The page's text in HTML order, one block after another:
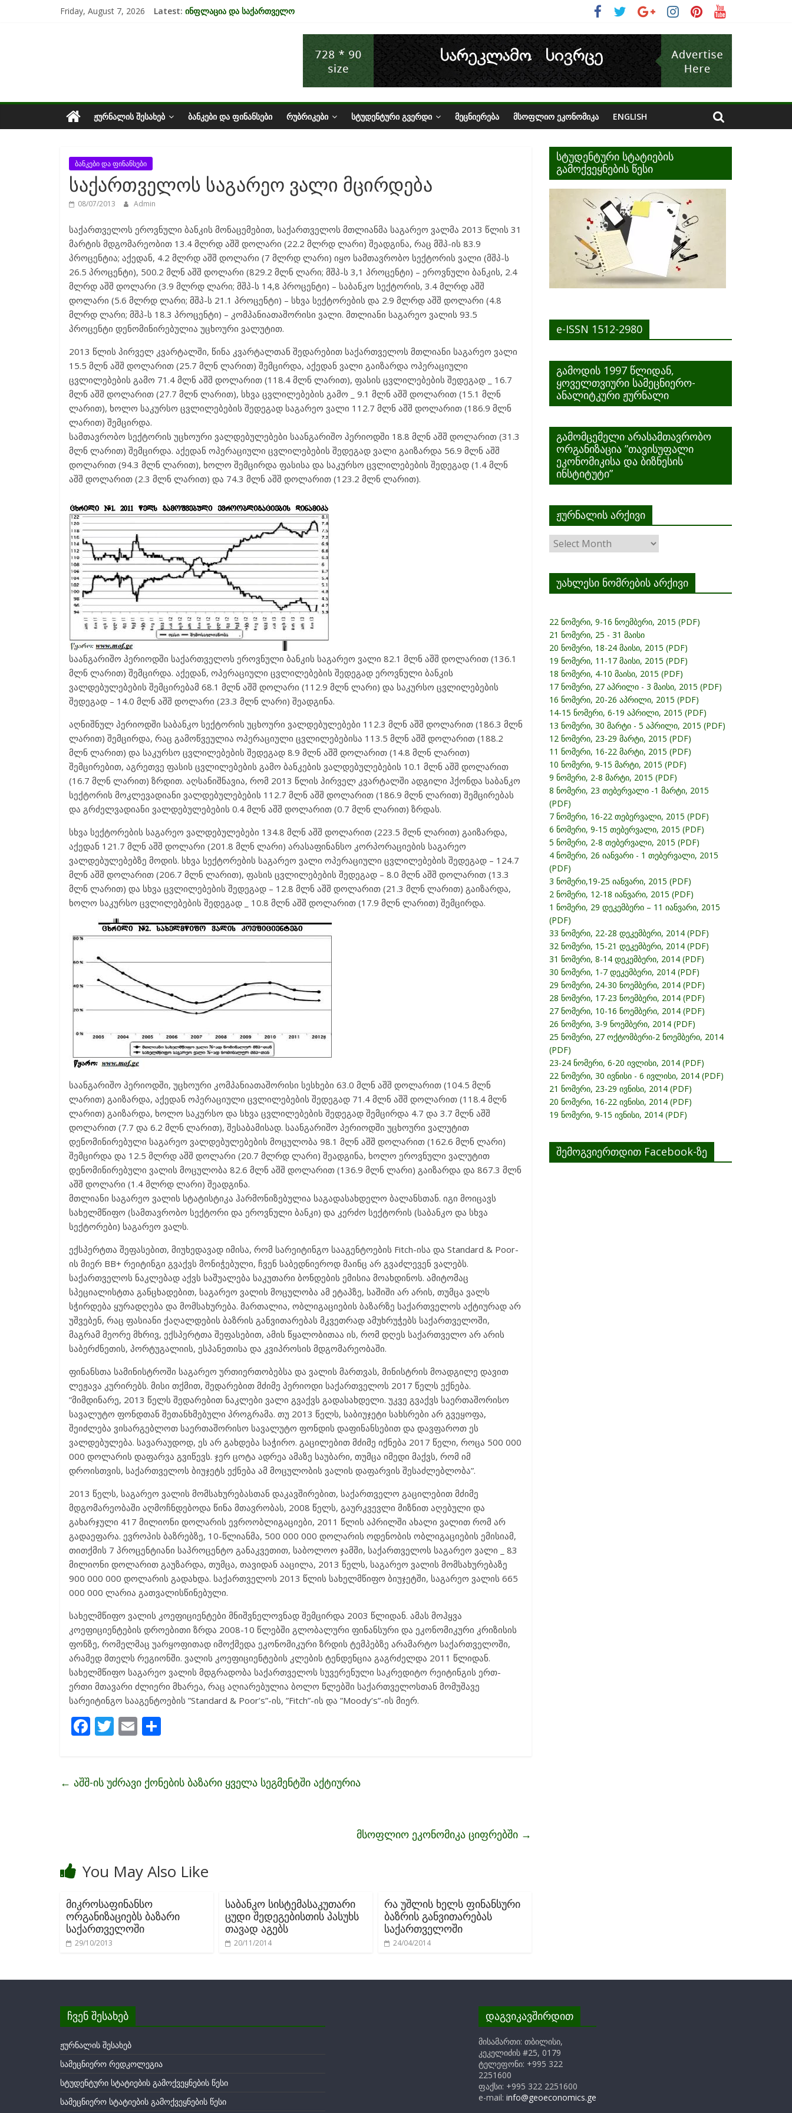
Friday, August 7, 2026 Latest: ინფლაცია და საქართველო
მიგრაციისა და ეკონომიკის ურთიერთკავშირი
EU-ის კანდიდატის სტატუსის ეკონომიკური სარგებელი
უძრავი ქონების ბაზარი საქართველოში
ᲟᲣᲠᲜᲐᲚᲘᲡ ᲨᲔᲡᲐᲮᲔᲑ ᲑᲐᲜᲙᲔᲑᲘ ᲓᲐ ᲤᲘᲜᲐᲜᲡᲔᲑᲘ ᲠᲣᲑᲠᲘᲙᲔᲑᲘ ᲡᲢᲣᲓᲔᲜᲢᲣᲠᲘ ᲒᲕᲔᲠᲓᲘ ᲛᲔᲪᲜᲘᲔᲠᲔᲑᲐ ᲛᲡᲝᲤᲚᲘᲝ ᲔᲙᲝᲜᲝᲛᲘᲙᲐ ENGLISH
ბანკები და ფინანსები
საქართველოს საგარეო ვალი მცირდება
08/07/2013 Admin
საქართველოს ეროვნული ბანკის მონაცემებით, საქართველოს მთლიანმა საგარეო ვალმა 2013 წლის 31
მარტის მდგომარეობით 13.4 მლრდ აშშ დოლარი (22.2 მლრდ ლარი) შეადგინა, რაც მშპ-ის 83.9
პროცენტია; აქედან, 4.2 მლრდ აშშ დოლარი (7 მლრდ ლარი) იყო სამთავრობო სექტორის ვალი (მშპ-ს
26.5 პროცენტი), 500.2 მლნ აშშ დოლარი (829.2 მლნ ლარი; მშპ-ს 3,1 პროცენტი) – ეროვნული ბანკის, 2.4
მლრდ აშშ დოლარი (3.9 მლრდ ლარი; მშპ-ს 14,8 პროცენტი) – საბანკო სექტორის, 3.4 მლრდ აშშ
დოლარი (5.6 მლრდ ლარი; მშპ-ს 21.1 პროცენტი) – სხვა სექტორების და 2.9 მლრდ აშშ დოლარი (4.8
მლრდ ლარი; მშპ-ს 18.3 პროცენტი) – კომპანიათაშორისი ვალი. მთლიანი საგარეო ვალის 93.5
პროცენტი დენომინირებულია უცხოური ვალუტით.
2013 წლის პირველ კვარტალში, წინა კვარტალთან შედარებით საქართველოს მთლიანი საგარეო ვალი
15.5 მლნ აშშ დოლარით (25.7 მლნ ლარით) შემცირდა, აქედან ვალი გაიზარდა ოპერაციული
ცვლილებების გამო 71.4 მლნ აშშ დოლარით (118.4 მლნ ლარით), ფასის ცვლილებების შედეგად _ 16.7
მლნ აშშ დოლარით (27.7 მლნ ლარით), სხვა ცვლილებების გამო _ 9.1 მლნ აშშ დოლარით (15.1 მლნ
ლარით), ხოლო საკურსო ცვლილებების შედეგად საგარეო ვალი 112.7 მლნ აშშ დოლარით (186.9 მლნ
ლარით) შემცირდა.
სამთავრობო სექტორის უცხოური ვალდებულებები საანგარიშო პერიოდში 18.8 მლნ აშშ დოლარით (31.3
მლნ ლარით) შემცირდა. აქედან ოპერაციული ცვლილებების შედეგად ვალი გაიზარდა 56.9 მლნ აშშ
დოლარით (94.3 მლნ ლარით), ხოლო შემცირდა ფასისა და საკურსო ცვლილებების შედეგად (1.4 მლნ
აშშ დოლარით (2.3 მლნ ლარით) და 74.3 მლნ აშშ დოლარით (123.2 მლნ ლარით).
საანგარიშო პერიოდში საქართველოს ეროვნული ბანკის საგარეო ვალი 82.1 მლნ აშშ დოლარით (136.1
მლნ ლარით) შემცირდა. აქედან, ოპერაციული ცვლილებების შედეგად ეროვნული ბანკის
ვალდებულებების შემცირებამ 68.1 მლნ აშშ დოლარი (112.9 მლნ ლარი) და საკურსო ცვლილებების
შედეგად – 14.0 მლნ აშშ დოლარი (23.3 მლნ ლარი) შეადგინა.
აღნიშნულ პერიოდში საბანკო სექტორის უცხოური ვალდებულებები 112.3 მლნ აშშ დოლარით (186.3 მლნ
ლარით) შემცირდა, რაც გამოწვეულია ოპერაციული ცვლილებებისა 113.5 მლნ აშშ დოლარით (188.2
მლნ ლარით) და საკურსო ცვლილებების შედეგად 8.9 მლნ აშშ დოლარით (14.8 მლნ ლარით)
შემცირებით, აგრეთვე ფასის ცვლილებების გამო ბანკების ვალდებულებების 10.1 მლნ აშშ დოლარით
(16.7 მლნ ლარით) ზრდით. აღსანიშნავია, რომ 2013 წლის პირველ კვარტალში ადგილი ჰქონდა საბანკო
სექტორის მოკლევადიანი ვალდებულებების 112.7 მლნ აშშ დოლარით (186.9 მლნ ლარით) შემცირებას
და გრძელვადიანი ვალდებულებების 0.4 მლნ აშშ დოლარით (0.7 მლნ ლარით) ზრდას.
სხვა სექტორების საგარეო ვალდებულებები 134.8 მლნ აშშ დოლარით (223.5 მლნ ლარით) გაიზარდა,
აქედან 121.7 მლნ აშშ დოლარი (201.8 მლნ ლარი) არასაფინანსო კორპორაციების საგარეო
ვალდებულებებზე მოდის. სხვა სექტორების საგარეო ვალი ოპერაციული ცვლილებების შედეგად – 124.7
მლნ აშშ დოლარით (206.7 მლნ ლარით), ფასის ცვლილებების შედეგად – 8.0 მლნ აშშ დოლარით (13.3
მლნ ლარით) და სხვა ცვლილებების შედეგად – 12.8 მლნ აშშ დოლარით (21.3 მლნ ლარით) გაიზარდა,
ხოლო საკურსო ცვლილებების შედეგად _ 10.8 მლნ აშშ დოლარით (17.9 მლნ ლარით) შემცირდა.
საანგარიშო პერიოდში, უცხოური კომპანიათაშორისი სესხები 63.0 მლნ აშშ დოლარით (104.5 მლნ
ლარით) გაიზარდა, აქედან ოპერაციული ცვლილებების შედეგად 71.4 მლნ აშშ დოლარით (118.4 მლნ
ლარით) გაიზარდა, ხოლო საკურსო და სხვა ცვლილებების შედეგად შემცირდა 4.7 და 3.7 მლნ აშშ
დოლარით (7.7 და 6.2 მლნ ლარით), შესაბამისად. საანგარიშო პერიოდში უცხოური ვალუტით
დენომინირებული საგარეო ვალდებულებების მოცულობა 98.1 მლნ აშშ დოლარით (162.6 მლნ ლარი)
შემცირდა და 12.5 მლრდ აშშ დოლარი (20.7 მლრდ ლარი) შეადგინა, ხოლო ეროვნული ვალუტით
დენომინირებული ვალის მოცულობა 82.6 მლნ აშშ დოლარით (136.9 მლნ ლარი) გაიზარდა და 867.3 მლნ
აშშ დოლარი (1.4 მლრდ ლარი) შეადგინა.
მთლიანი საგარეო ვალის სტატისტიკა ჰარმონიზებულია საგადასახდელო ბალანსთან. იგი მოიცავს
სახელმწიფო (სამთავრობო სექტორი და ეროვნული ბანკი) და კერძო სექტორის (საბანკო და სხვა
სექტორები) საგარეო ვალს.
ექსპერტთა შეფასებით, მიუხედავად იმისა, რომ სარეიტინგო სააგენტოების Fitch-ისა და Standard & Poor-
ის მიერ BB+ რეიტინგი გვაქვს მონიჭებული, ჩვენ საბედნიეროდ მაინც არ გვაძლევენ ვალებს.
საქართველოს ნაკლებად აქვს საშუალება საკუთარი ბონდების ემისია მოახდინოს. ამიტომაც
სპეციალისტთა განცხადებით, საგარეო ვალის მოცულობა ამ ეტაპზე, საშიში არ არის, თუმცა ვალს
სჭირდება ყურადღება და მომსახურება. მართალია, ობლიგაციების ბაზარზე საქართველოს აქტიურად არ
უშვებენ, რაც ფასიანი ქაღალდების ბაზრის განვითარებას მკვეთრად ამუხრუჭებს საქართველოში,
მაგრამ მეორე მხრივ, ექსპერტთა შეფასებით, ამის წყალობითაა ის, რომ დღეს საქართველო არ არის
საბერძნეთის, პორტუგალიის, ესპანეთისა და კვიპროსის მდგომარეობაში.
ფინანსთა სამინისტროში საგარეო ურთიერთობებსა და ვალის მართვას, მინისტრის მოადგილე დავით
ლეჟავა კურირებს. მისი თქმით, შედარებით მძიმე პერიოდი საქართველოს 2017 წელს ექნება.
”მიმდინარე, 2013 წელს შედარებით ნაკლები ვალი გვაქვს გადასახდელი. უკვე გვაქვს საერთაშორისო
სავალუტო ფონდთან შეთანხმებული პროგრამა. თუ 2013 წელს, საბიუჯეტი სახსრები არ გვეყოფა,
შეიძლება ვისარგებლოთ საერთაშორისო სავალუტო ფონდის დაფინანსებით და დავფაროთ ეს
ვალდებულება. სავარაუდოდ, ეს არ გახდება საჭირო. გაცილებით მძიმე იქნება 2017 წელი, როცა 500 000
000 დოლარის დაფარვა გვიწევს. ჯერ ცოტა ადრეა ამაზე საუბარი, თუმცა იმედი მაქვს, რომ იმ
დროისთვის, საქართველოს ბიუჯეტს ექნება ამ მოცულობის ვალის დაფარვის შესაძლებლობა”.
2013 წელს, საგარეო ვალის მომსახურებასთან დაკავშირებით, საქართველო გაცილებით მძიმე
მდგომარეობაში აღმოჩნდებოდა წინა მთავრობას, 2008 წელს, გაურკვევლი მიზნით აღებული და
გახარჯული 417 მილიონი დოლარის ევროობლიგაციები, 2011 წლის აპრილში ახალი ვალით რომ არ
გადაეფარა. ევროპის ბაზრებზე, 10-წლიანმა, 500 000 000 დოლარის ოდენობის ობლიგაციების ემისიამ,
თითქმის 7 პროცენტიანი საპროცენტო განაკვეთით, საბოლოო ჯამში, საქართველოს საგარეო ვალი _ 83
მილიონი დოლარით გაუზარდა, თუმცა, თავიდან ააცილა, 2013 წელს, საგარეო ვალის მომსახურებაზე
900 000 000 დოლარის გადახდა. საქართველოს 2013 წლის სახელმწიფო ბიუჯეტში, საგარეო ვალის 665
000 000 ლარია გათვალისწინებული.
სახელმწიფო ვალის კოეფიციენტები მნიშვნელოვნად შემცირდა 2003 წლიდან. ამას მოჰყვა
კოეფიციენტების დროებითი ზრდა 2008-10 წლებში გლობალური ფინანსური და ეკონომიკური კრიზისის
ფონზე, რომელმაც უარყოფითად იმოქმედა ეკონომიკური ზრდის ტემპებზე არამარტო საქართველოში,
არამედ მთელს რეგიონში. ვალის კოეფიციენტების კლების ტენდენცია გაგრძელდა 2011 წლიდან.
სახელმწიფო საგარეო ვალის მდგრადობა საქართველოს სუვერენული საკრედიტო რეიტინგის ერთ-
ერთი მთავარი ძლიერი მხარეა, რაც აღიარებულია ბოლო წლებში საქართველოსთან მომუშავე
სარეიტინგო სააგენტოების ”Standard & Poor’s”-ის, ”Fitch”-ის და ”Moody’s”-ის მიერ.
F
b
T
er
E
l e
← აშშ-ის უძრავი ქონების ბაზარი ყველა სეგმენტში აქტიურია
მსოფლიო ეკონომიკა ციფრებში →
You May Also Like
მიკროსაფინანსო
ორგანიზაციებს ბაზარი
საქართველოში
29/10/2013
საბანკო სისტემასაკუთარი
ცუდი შედეგებისთის პასუხს
თავად აგებს
20/11/2014
რა უშლის ხელს ფინანსური
ბაზრის განვითარებას
საქართველოში
24/04/2014
სტუდენტური სტატიების
გამოქვეყნების წესი
e-ISSN 1512-2980
გამოდის 1997 წლიდან,
ყოველთვიური სამეცნიერო-
ანალიტკური ჟურნალი
გამომცემელი არასამთავრობო
ორგანიზაცია ”თავისუფალი
ეკონომიკისა და ბიზნესის
ინსტიტუტი”
ჟურნალის არქივი
ჟურნალის
არქივი
უახლესი ნომრების არქივი
22 ნომერი, 9-16 ნოემბერი, 2015 (PDF)
21 ნომერი, 25 - 31 მაისი
20 ნომერი, 18-24 მაისი, 2015 (PDF)
19 ნომერი, 11-17 მაისი, 2015 (PDF)
18 ნომერი, 4-10 მაისი, 2015 (PDF)
17 ნომერი, 27 აპრილი - 3 მაისი, 2015 (PDF)
16 ნომერი, 20-26 აპრილი, 2015 (PDF)
14-15 ნომერი, 6-19 აპრილი, 2015 (PDF)
13 ნომერი, 30 მარტი - 5 აპრილი, 2015 (PDF)
12 ნომერი, 23-29 მარტი, 2015 (PDF)
11 ნომერი, 16-22 მარტი, 2015 (PDF)
10 ნომერი, 9-15 მარტი, 2015 (PDF)
9 ნომერი, 2-8 მარტი, 2015 (PDF)
8 ნომერი, 23 თებერვალი -1 მარტი, 2015
(PDF)
7 ნომერი, 16-22 თებერვალი, 2015 (PDF)
6 ნომერი, 9-15 თებერვალი, 2015 (PDF)
5 ნომერი, 2-8 თებერვალი, 2015 (PDF)
4 ნომერი, 26 იანვარი - 1 თებერვალი, 2015
(PDF)
3 ნომერი,19-25 იანვარი, 2015 (PDF)
2 ნომერი, 12-18 იანვარი, 2015 (PDF)
1 ნომერი, 29 დეკემბერი – 11 იანვარი, 2015
(PDF)
33 ნომერი, 22-28 დეკემბერი, 2014 (PDF)
32 ნომერი, 15-21 დეკემბერი, 2014 (PDF)
31 ნომერი, 8-14 დეკემბერი, 2014 (PDF)
30 ნომერი, 1-7 დეკემბერი, 2014 (PDF)
29 ნომერი, 24-30 ნოემბერი, 2014 (PDF)
28 ნომერი, 17-23 ნოემბერი, 2014 (PDF)
27 ნომერი, 10-16 ნოემბერი, 2014 (PDF)
26 ნომერი, 3-9 ნოემბერი, 2014 (PDF)
25 ნომერი, 27 ოქტომბერი-2 ნოემბერი, 2014
(PDF)
23-24 ნომერი, 6-20 ივლისი, 2014 (PDF)
22 ნომერი, 30 ივნისი - 6 ივლისი, 2014 (PDF)
21 ნომერი, 23-29 ივნისი, 2014 (PDF)
20 ნომერი, 16-22 ივნისი, 2014 (PDF)
19 ნომერი, 9-15 ივნისი, 2014 (PDF)
შემოგვიერთდით Facebook-ზე
ჩვენ შესახებ
ჟურნალის შესახებ
სამეცნიერო რედკოლეგია
სტუდენტური სტატიების გამოქვეყნების წესი
სამეცნიერო სტატიების გამოქვეყნების წესი
დაგვიკავშირდით
მისამართი: თბილისი,
კეკელიძის #25, 0179
ტელეფონი: +995 322
2251600
ფაქსი: +995 322 2251600
e-mail: info@geoeconomics.ge